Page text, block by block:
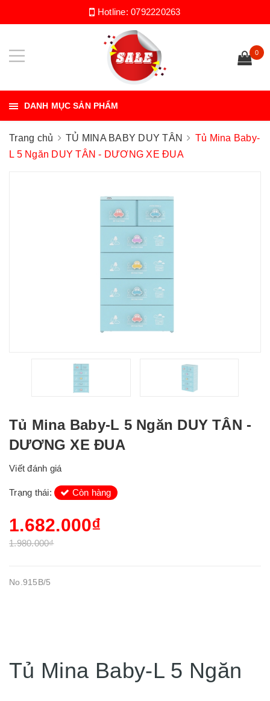
Hotline:0792220263
0
DANH MỤC SẢN PHẨM
Trang chủ TỦ MINA BABY DUY TÂN
Tủ Mina Baby-
L 5 Ngăn DUY TÂN - DƯƠNG XE ĐUA
Tủ Mina Baby-L 5 Ngăn DUY TÂN -
DƯƠNG XE ĐUA
Viết đánh giá
Trạng thái: Còn hàng
1.682.000₫
1.980.000₫
No.915B/5
Tủ Mina Baby-L 5 Ngăn